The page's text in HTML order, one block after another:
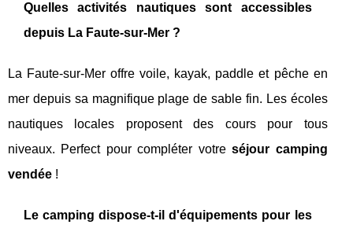
Quelles activités nautiques sont accessibles
depuis La Faute-sur-Mer ?
La Faute-sur-Mer offre voile, kayak, paddle et pêche en
mer depuis sa magnifique plage de sable fin. Les écoles
nautiques locales proposent des cours pour tous
niveaux. Perfect pour compléter votreséjour camping
vendée !
Le camping dispose-t-il d'équipements pour les